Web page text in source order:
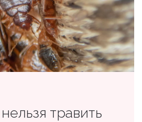
травить